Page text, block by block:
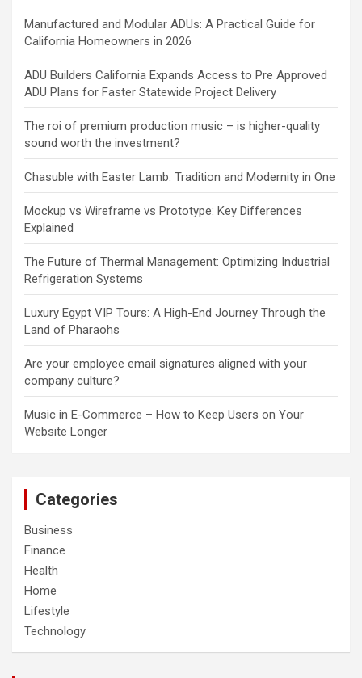
Manufactured and Modular ADUs: A Practical Guide for
California Homeowners in 2026
ADU Builders California Expands Access to Pre Approved
ADU Plans for Faster Statewide Project Delivery
The roi of premium production music – is higher-quality
sound worth the investment?
Chasuble with Easter Lamb: Tradition and Modernity in One
Mockup vs Wireframe vs Prototype: Key Differences
Explained
The Future of Thermal Management: Optimizing Industrial
Refrigeration Systems
Luxury Egypt VIP Tours: A High-End Journey Through the
Land of Pharaohs
Are your employee email signatures aligned with your
company culture?
Music in E-Commerce – How to Keep Users on Your
Website Longer
Categories
Business
Finance
Health
Home
Lifestyle
Technology